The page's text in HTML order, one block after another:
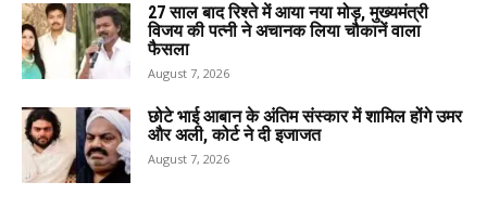
27 साल बाद रिश्ते में आया नया मोड़, मुख्यमंत्री
विजय की पत्नी ने अचानक लिया चौकानें वाला
फैसला
August 7, 2026
छोटे भाई आबान के अंतिम संस्कार में शामिल होंगे उमर
और अली, कोर्ट ने दी इजाजत
August 7, 2026